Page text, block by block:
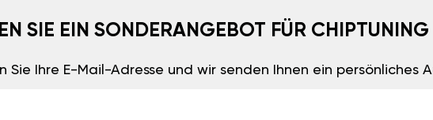
SIE EIN SONDERANGEBOT FÜR CHIPTUNING
Sie Ihre E-Mail-Adresse und wir senden Ihnen ein persönliches